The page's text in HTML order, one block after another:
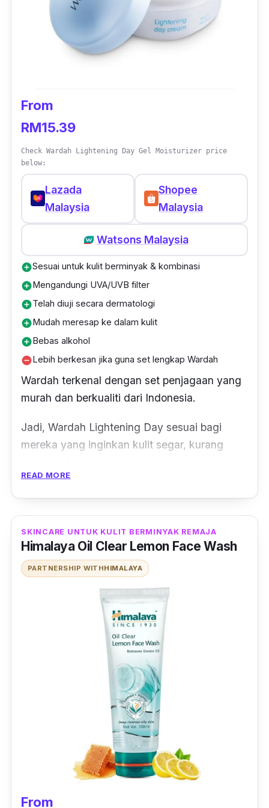
menjaga tahap kelembapan wajah tanpa
mengeringkan kulit.
From
RM15.39
Check Wardah Lightening Day Gel Moisturizer price
below:
Lazada
Malaysia
Shopee
Malaysia
Watsons Malaysia
add_circleSesuai untuk kulit berminyak & kombinasi
add_circleMengandungi UVA/UVB filter
add_circleTelah diuji secara dermatologi
add_circleMudah meresap ke dalam kulit
add_circleBebas alkohol
remove_circleLebih berkesan jika guna set lengkap Wardah
Wardah terkenal dengan set penjagaan yang
murah dan berkualiti dari Indonesia.
Jadi, Wardah Lightening Day sesuai bagi
mereka yang inginkan kulit segar, kurang
mudah menyerap dan menyejukkan.
Bukan itu sahaja, masalah kulit kusam juga
dapat dikurangkan kerana Niacinamide
bertindak untuk memberikan kesan cerah
READ MORE
SKINCARE UNTUK KULIT BERMINYAK REMAJA
Himalaya Oil Clear Lemon Face Wash
PARTNERSHIP WITHHIMALAYA
From